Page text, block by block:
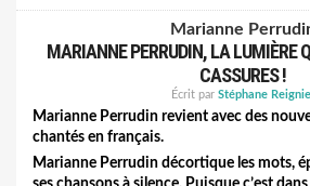
Marianne
MARIANNE PERRUDIN, LA LUMIÈRE
CASSURES !
Écrit par Stéphane
Marianne Perrudin revient avec des
chantés en français.
Marianne Perrudin décortique les mots,